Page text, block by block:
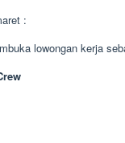
:
lowongan kerja